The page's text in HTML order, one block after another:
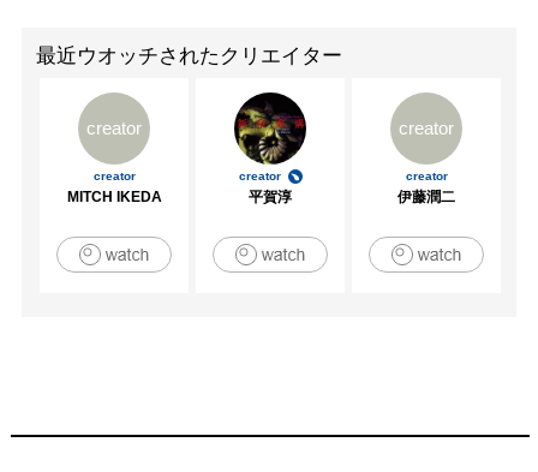
最近ウオッチされたクリエイター
creator
creator
MITCH IKEDA
creator
平賀淳
creator
creator
伊藤潤二